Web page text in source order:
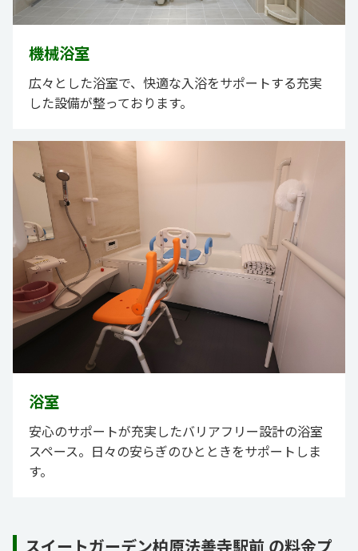
機械浴室
広々とした浴室で、快適な入浴をサポートする充実
した設備が整っております。
浴室
安心のサポートが充実したバリアフリー設計の浴室
スペース。日々の安らぎのひとときをサポートしま
す。
スイートガーデン柏原法善寺駅前 の料金プ